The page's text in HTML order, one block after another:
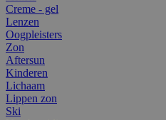
Creme - gel
Lenzen
Oogpleisters
Zon
Aftersun
Kinderen
Lichaam
Lippen zon
Ski